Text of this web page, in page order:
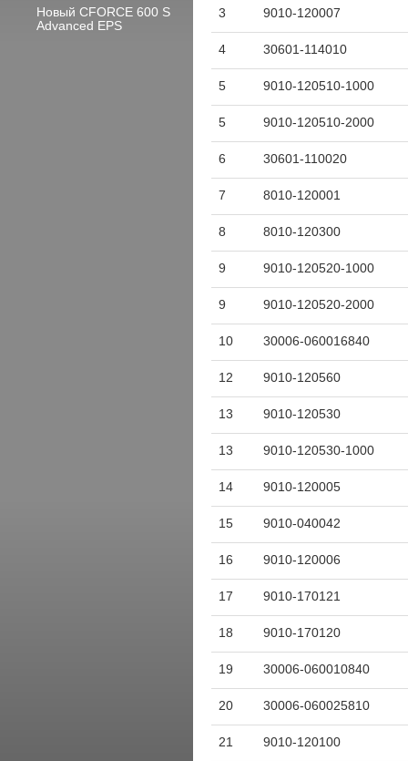
Новый CFORCE 600 S
Advanced EPS
3 9010-120007
4 30601-114010
5 9010-120510-1000
5 9010-120510-2000
6 30601-110020
7 8010-120001
8 8010-120300
9 9010-120520-1000
9 9010-120520-2000
10 30006-060016840
12 9010-120560
13 9010-120530
13 9010-120530-1000
14 9010-120005
15 9010-040042
16 9010-120006
17 9010-170121
18 9010-170120
19 30006-060010840
20 30006-060025810
21 9010-120100